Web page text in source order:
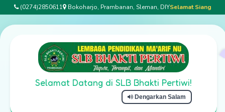
(0274)2850611 Bokoharjo, Prambanan, Sleman, DIYSelamat Siang
Selamat Datang di SLB Bhakti Pertiwi!
Dengarkan Salam